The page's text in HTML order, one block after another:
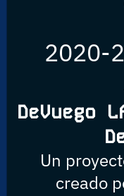
2020-
DeVuego
Un
creado